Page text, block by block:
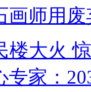
画师用
楼大火
专家：